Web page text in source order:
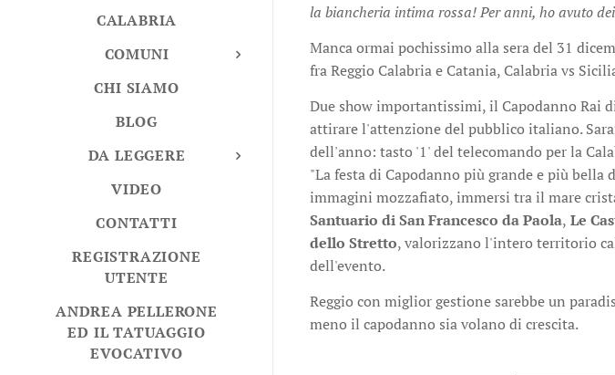
CALABRIA
COMUNI
CHI SIAMO
BLOG
DA LEGGERE
VIDEO
CONTATTI
REGISTRAZIONE
UTENTE
ANDREA PELLERONE
ED IL TATUAGGIO
EVOCATIVO
la biancheria intima rossa! Per anni, ho avuto
Manca ormai pochissimo alla sera del 31
fra Reggio Calabria e Catania, Calabria vs
Due show importantissimi, il Capodanno Rai
attirare l'attenzione del pubblico italiano.
dell'anno: tasto '1' del telecomando per la
"La festa di Capodanno più grande e più
immagini mozzafiato, immersi tra il mare
Santuario di San Francesco da Paola, Le
dello Stretto, valorizzano l'intero territorio
dell'evento.
Reggio con miglior gestione sarebbe un
meno il capodanno sia volano di crescita.